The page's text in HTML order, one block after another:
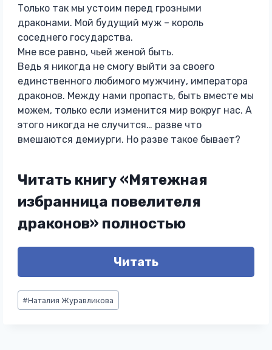
Только так мы устоим перед грозными
драконами. Мой будущий муж – король
соседнего государства.
Мне все равно, чьей женой быть.
Ведь я никогда не смогу выйти за своего
единственного любимого мужчину, императора
драконов. Между нами пропасть, быть вместе мы
можем, только если изменится мир вокруг нас. А
этого никогда не случится… разве что
вмешаются демиурги. Но разве такое бывает?
Читать книгу «Мятежная
избранница повелителя
драконов» полностью
Читать
Метки
записи:
#Наталия Журавликова